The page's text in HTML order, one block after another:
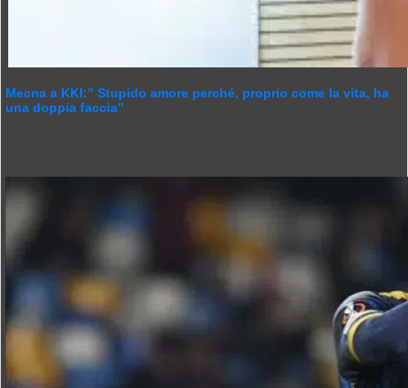
Mecna a KKI:” Stupido amore perché, proprio come la vita, ha
una doppia faccia”